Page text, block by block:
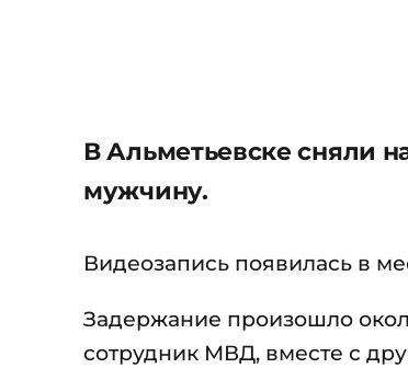
В Альметьевске сняли
мужчину.
Видеозапись появилась в
Задержание произошло
сотрудник МВД, вместе с